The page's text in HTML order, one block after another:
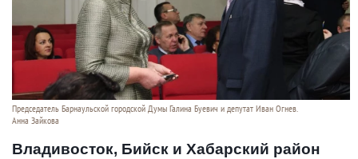
Председатель Барнаульской городской Думы Галина Буевич и депутат Иван Огнев.
Анна Зайкова
Владивосток, Бийск и Хабарский район